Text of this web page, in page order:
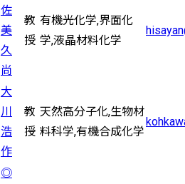
佐
美
久
尚
教
授
有機光化学,界面化
学,液晶材料化学
大
川
浩
作
教
授
天然高分子化,生物材
料科学,有機合成化学
◎